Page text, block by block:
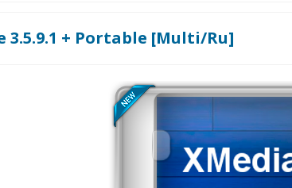
3.5.9.1 + Portable [Multi/Ru]